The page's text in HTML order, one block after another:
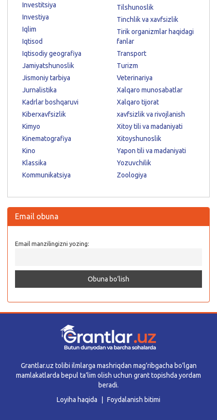
Investitsiya
Investiya
Iqlim
Iqtisod
Iqtisodiy geografiya
Jamiyatshunoslik
Jismoniy tarbiya
Jurnalistika
Kadrlar boshqaruvi
Kiberxavfsizlik
Kimyo
Kinematografiya
Kino
Klassika
Kommunikatsiya
Tilshunoslik
Tinchlik va xavfsizlik
Tirik organizmlar haqidagi
fanlar
Transport
Turizm
Veterinariya
Xalqaro munosabatlar
Xalqaro tijorat
xavfsizlik va rivojlanish
Xitoy tili va madaniyati
Xitoyshunoslik
Yapon tili va madaniyati
Yozuvchilik
Zoologiya
Email obuna
Email manzilingizni yozing:
Grantlar.uz tolibi ilmlarga mashriqdan mag’ribgacha bo’lgan
mamlakatlarda bepul ta’lim olish uchun grant topishda yordam
beradi.
Loyiha haqida
Foydalanish bitimi